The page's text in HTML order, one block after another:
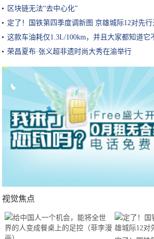
区块链无法“去中心化”
定了！国铁第四季度调新图 京雄城际12对先行
这款车油耗仅1.3L/100km，并且大家都知道它
荣昌夏布·张义超非遗时尚大秀在渝举行
视觉焦点